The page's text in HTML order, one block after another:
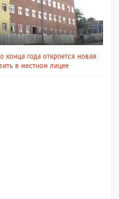
конца года откроется новая
в местном лицее